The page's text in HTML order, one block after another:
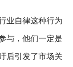
业自律这种行为
与，他们一定是
后引发了市场关